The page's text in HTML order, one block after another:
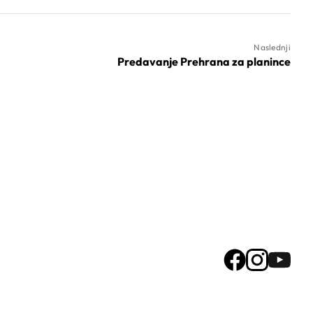
Naslednji
Predavanje Prehrana za planince